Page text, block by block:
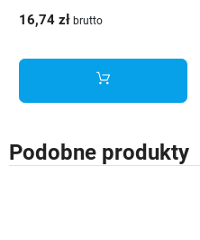
16,74 zł brutto
Podobne produkty